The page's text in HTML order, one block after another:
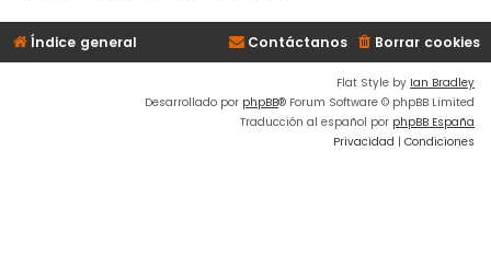
Índice general Borrar cookies
Contáctanos
Flat Style by Ian Bradley
Desarrollado por phpBB® Forum Software © phpBB Limited
Traducción al español por phpBB España
Privacidad | Condiciones